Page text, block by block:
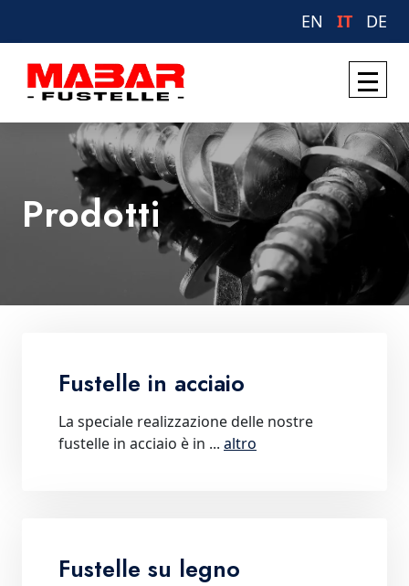
EN IT DE
Prodotti
Fustelle in acciaio
La speciale realizzazione delle nostre
fustelle in acciaio è in ... altro
Fustelle su legno